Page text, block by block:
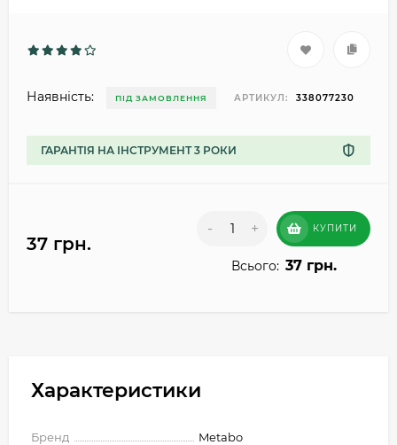
Наявність: ПІД ЗАМОВЛЕННЯ АРТИКУЛ: 338077230
ГАРАНТІЯ НА ІНСТРУМЕНТ 3 РОКИ
37 грн.
- + КУПИТИ
Всього: 37 грн.
Характеристики
Бренд Metabo